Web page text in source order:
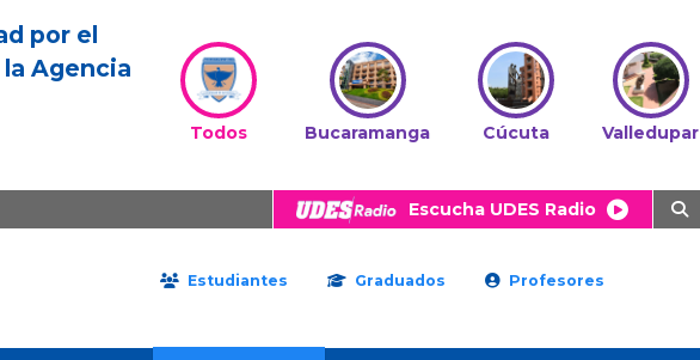
por el
Agencia
Todos Bucaramanga Cúcuta Valledupar
Escucha UDES Radio
Estudiantes Graduados Profesores